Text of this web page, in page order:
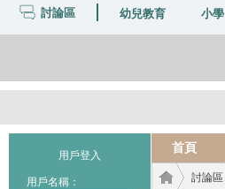
討論區 幼兒教育 小學
用戶登入
用戶名稱：
首頁
討論區